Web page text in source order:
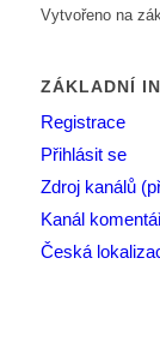
Vytvořeno na
ZÁKLADNÍ
Registrace
Přihlásit se
Zdroj kanálů
Kanál
Česká